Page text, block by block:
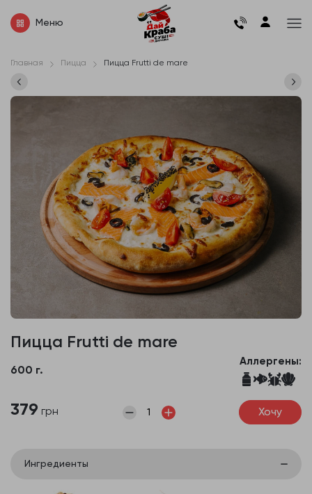
Меню
Главная Пицца Пицца Frutti de mare
Пицца Frutti de mare
600 г.
Аллергены:
379 грн Хочу
Ингредиенты